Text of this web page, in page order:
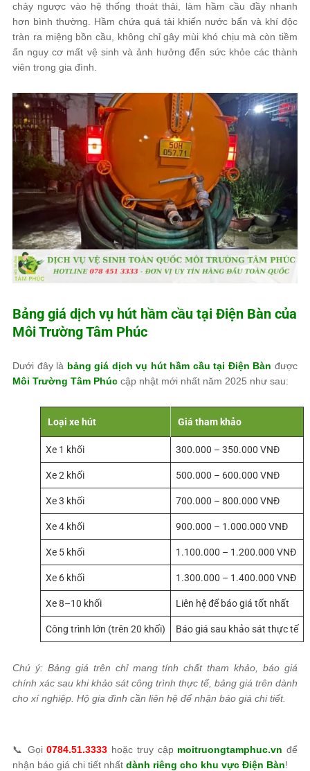
chảy ngược vào hệ thống thoát thải, làm hầm cầu đầy nhanh
hơn bình thường. Hầm chứa quá tải khiến nước bẩn và khí độc
tràn ra miệng bồn cầu, không chỉ gây mùi khó chịu mà còn tiềm
ẩn nguy cơ mất vệ sinh và ảnh hưởng đến sức khỏe các thành
viên trong gia đình.
Bảng giá dịch vụ hút hầm cầu tại Điện Bàn của
Môi Trường Tâm Phúc
Dưới đây là bảng giá dịch vụ hút hầm cầu tại Điện Bàn được
Môi Trường Tâm Phúc cập nhật mới nhất năm 2025 như sau:
Loại xe hút Giá tham khảo
Xe 1 khối 300.000 – 350.000 VNĐ
Xe 2 khối 500.000 – 600.000 VNĐ
Xe 3 khối 700.000 – 800.000 VNĐ
Xe 4 khối 900.000 – 1.000.000 VNĐ
Xe 5 khối 1.100.000 – 1.200.000 VNĐ
Xe 6 khối 1.300.000 – 1.400.000 VNĐ
Xe 8–10 khối Liên hệ để báo giá tốt nhất
Công trình lớn (trên 20 khối) Báo giá sau khảo sát thực tế
Chú ý: Bảng giá trên chỉ mang tính chất tham khảo, báo giá
chính xác sau khi khảo sát công trình thực tế, bảng giá trên dành
cho xí nghiệp. Hộ gia đình cần liên hệ để nhận báo giá chi tiết.
📞 Gọi0784.51.3333 hoặc truy cập moitruongtamphuc.vn để
nhận báo giá chi tiết nhất dành riêng cho khu vực Điện Bàn!